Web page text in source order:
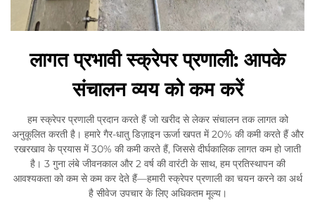
लागत प्रभावी स्क्रेपर प्रणाली: आपके
संचालन व्यय को कम करें
हम स्क्रेपर प्रणाली प्रदान करते हैं जो खरीद से लेकर संचालन तक लागत को
अनुकूलित करती है। हमारे गैर-धातु डिज़ाइन ऊर्जा खपत में 20% की कमी करते हैं और
रखरखाव के प्रयास में 30% की कमी करते हैं, जिससे दीर्घकालिक लागत कम हो जाती
है। 3 गुना लंबे जीवनकाल और 2 वर्ष की वारंटी के साथ, हम प्रतिस्थापन की
आवश्यकता को कम से कम कर देते हैं—हमारी स्क्रेपर प्रणाली का चयन करने का अर्थ
है सीवेज उपचार के लिए अधिकतम मूल्य।